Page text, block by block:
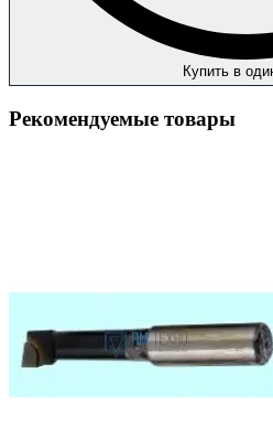
Купить в
Рекомендуемые товары